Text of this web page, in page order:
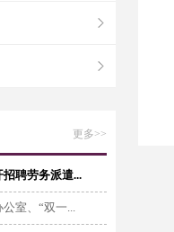
更多>>
聘劳务派遣...
室、“双一...